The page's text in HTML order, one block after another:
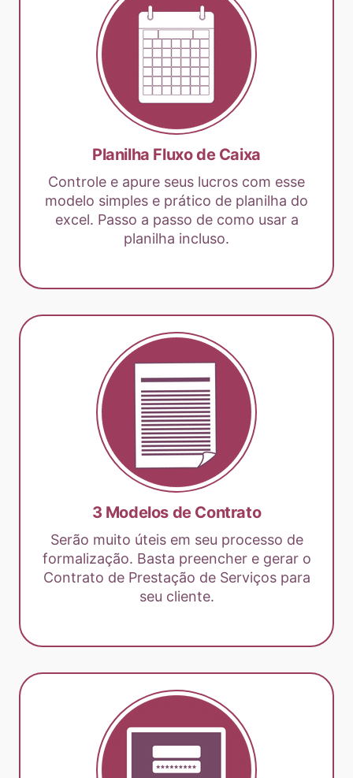
Planilha Fluxo de Caixa
Controle e apure seus lucros com esse
modelo simples e prático de planilha do
excel. Passo a passo de como usar a
planilha incluso.
3 Modelos de Contrato
Serão muito úteis em seu processo de
formalização. Basta preencher e gerar o
Contrato de Prestação de Serviços para
seu cliente.